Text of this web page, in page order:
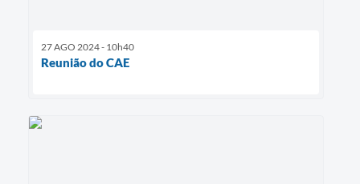
27 AGO 2024 - 10h40
Reunião do CAE